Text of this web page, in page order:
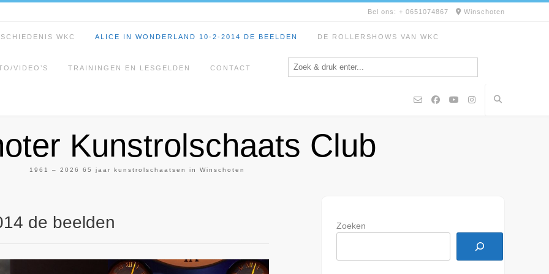
Bel ons: + 0651074867 Winschoten
WKC ALICE IN WONDERLAND 10-2-2014 DE BEELDEN DE ROLLERSHOWS VAN WKC
VIDEO’S TRAININGEN EN LESGELDEN CONTACT
Kunstrolschaats Club
1961 – 2026 65 jaar kunstrolschaatsen in Winschoten
de beelden Zoeken